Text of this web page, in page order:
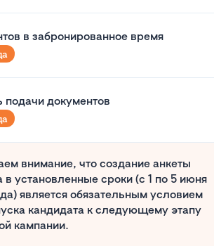
в забронированное время
документов
внимание, что создание анкеты
в установленные сроки (с 1 по 5 июня
является обязательным условием
кандидата к следующему этапу
кампании.